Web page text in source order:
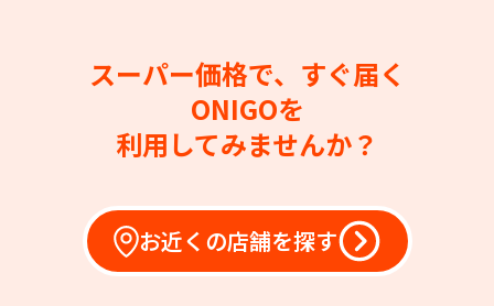
スーパー価格で、すぐ届く
ONIGOを
利用してみませんか？
お近くの店舗を探す